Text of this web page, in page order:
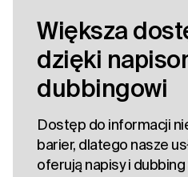
Większa
dzięki
dubbingowi
Dostęp do informacji
barier, dlatego nasze
oferują napisy i dubbing